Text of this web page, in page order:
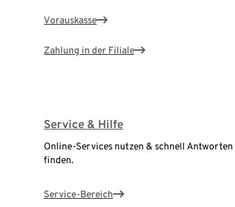
Vorauskasse
Zahlung in der Filiale
Service & Hilfe
Online-Services nutzen & schnell Antworten
finden.
Service-Bereich